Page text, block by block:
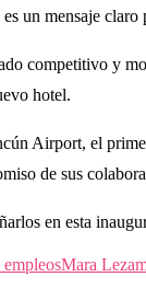
un mensaje
competitivo y
hotel.
Airport, el
de sus
en esta
Mara